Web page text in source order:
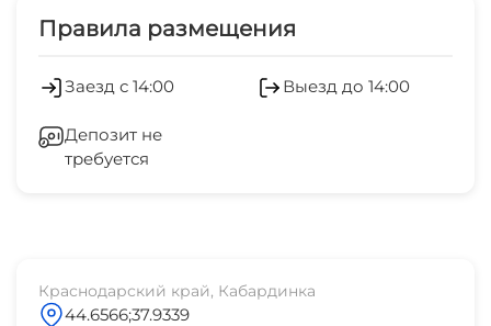
Правила размещения
Заезд с 14:00 Выезд до 14:00
Депозит не
требуется
Краснодарский край, Кабардинка
44.6566;37.9339